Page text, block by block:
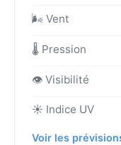
🌬️ Vent
🌡️ Pression
👁️ Visibilité
☀️ Indice UV
Voir les